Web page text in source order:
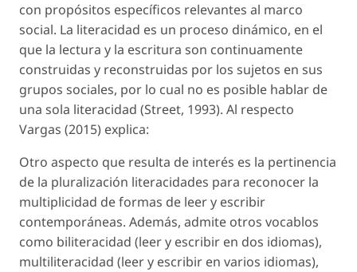
con propósitos específicos relevantes al marco
social. La literacidad es un proceso dinámico, en el
que la lectura y la escritura son continuamente
construidas y reconstruidas por los sujetos en sus
grupos sociales, por lo cual no es posible hablar de
una sola literacidad (Street, 1993). Al respecto
Vargas (2015) explica:
Otro aspecto que resulta de interés es la pertinencia
de la pluralización literacidades para reconocer la
multiplicidad de formas de leer y escribir
contemporáneas. Además, admite otros vocablos
como biliteracidad (leer y escribir en dos idiomas),
multiliteracidad (leer y escribir en varios idiomas),